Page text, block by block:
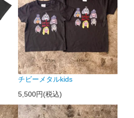
チビーメタルkids
5,500円(税込)